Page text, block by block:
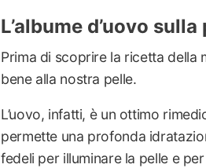
L’albume d’uovo sulla
Prima di scoprire la ricetta della
bene alla nostra pelle.
L’uovo, infatti, è un ottimo
permette una profonda
fedeli per illuminare la pelle e